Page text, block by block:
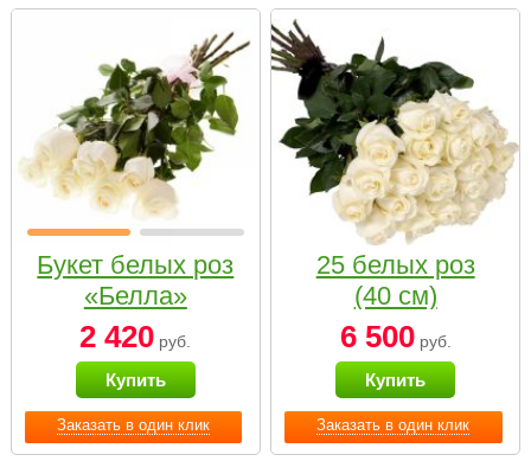
Заказать в один клик
Букет белых роз
«Белла»
2 420 руб.
Купить
Заказать в один клик
25 белых роз
(40 см)
6 500руб.
Купить